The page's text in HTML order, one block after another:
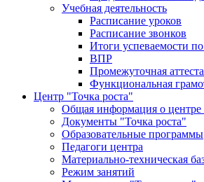
Учебная деятельность
Расписание уроков
Расписание звонков
Итоги успеваемости
ВПР
Промежуточная
Функциональная
Центр "Точка роста"
Общая информация о центре
Документы "Точка роста"
Образовательные программы
Педагоги центра
Материально-техническая
Режим занятий